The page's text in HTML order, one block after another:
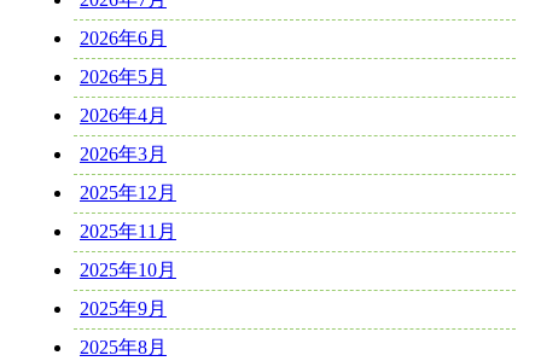
2026年6月
2026年5月
2026年4月
2026年3月
2025年12月
2025年11月
2025年10月
2025年9月
2025年8月